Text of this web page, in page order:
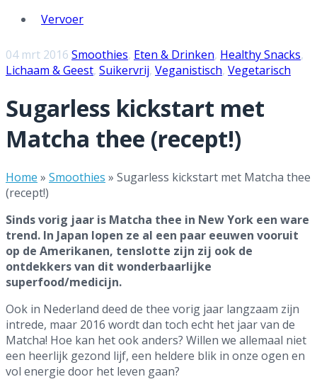
Vervoer
04 mrt 2016 Smoothies, Eten & Drinken, Healthy Snacks,
Lichaam & Geest, Suikervrij, Veganistisch, Vegetarisch
Sugarless kickstart met
Matcha thee (recept!)
Home » Smoothies » Sugarless kickstart met Matcha thee
(recept!)
Sinds vorig jaar is Matcha thee in New York een ware
trend. In Japan lopen ze al een paar eeuwen vooruit
op de Amerikanen, tenslotte zijn zij ook de
ontdekkers van dit wonderbaarlijke
superfood/medicijn.
Ook in Nederland deed de thee vorig jaar langzaam zijn
intrede, maar 2016 wordt dan toch echt het jaar van de
Matcha! Hoe kan het ook anders? Willen we allemaal niet
een heerlijk gezond lijf, een heldere blik in onze ogen en
vol energie door het leven gaan?